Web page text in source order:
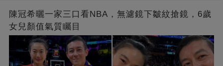
陳冠希曬一家三口看NBA，無濾鏡下皺紋搶鏡，6歲
女兒顏值氣質矚目